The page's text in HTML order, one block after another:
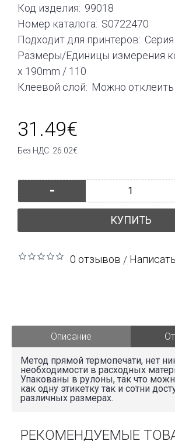
Код изделия: 99018
Номер каталога: S0722470
Подходит для принтеров:
Размеры/Единицы измерения
x 190mm / 110
Клеевой слой: Можно отклеить
31.49€
Без НДС: 26.02€
-
КУПИТЬ
0 отзывов /
Описание
Метод прямой термопечати, нет
необходимости в расходных
Упакованы в рулоны, так что
как одну этикетку так и сотни
различных размерах.
РЕКОМЕНДУЕМЫЕ